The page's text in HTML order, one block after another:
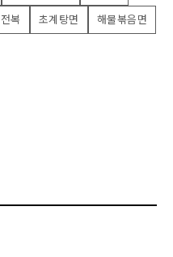
전복 초계탕면
해물볶음면